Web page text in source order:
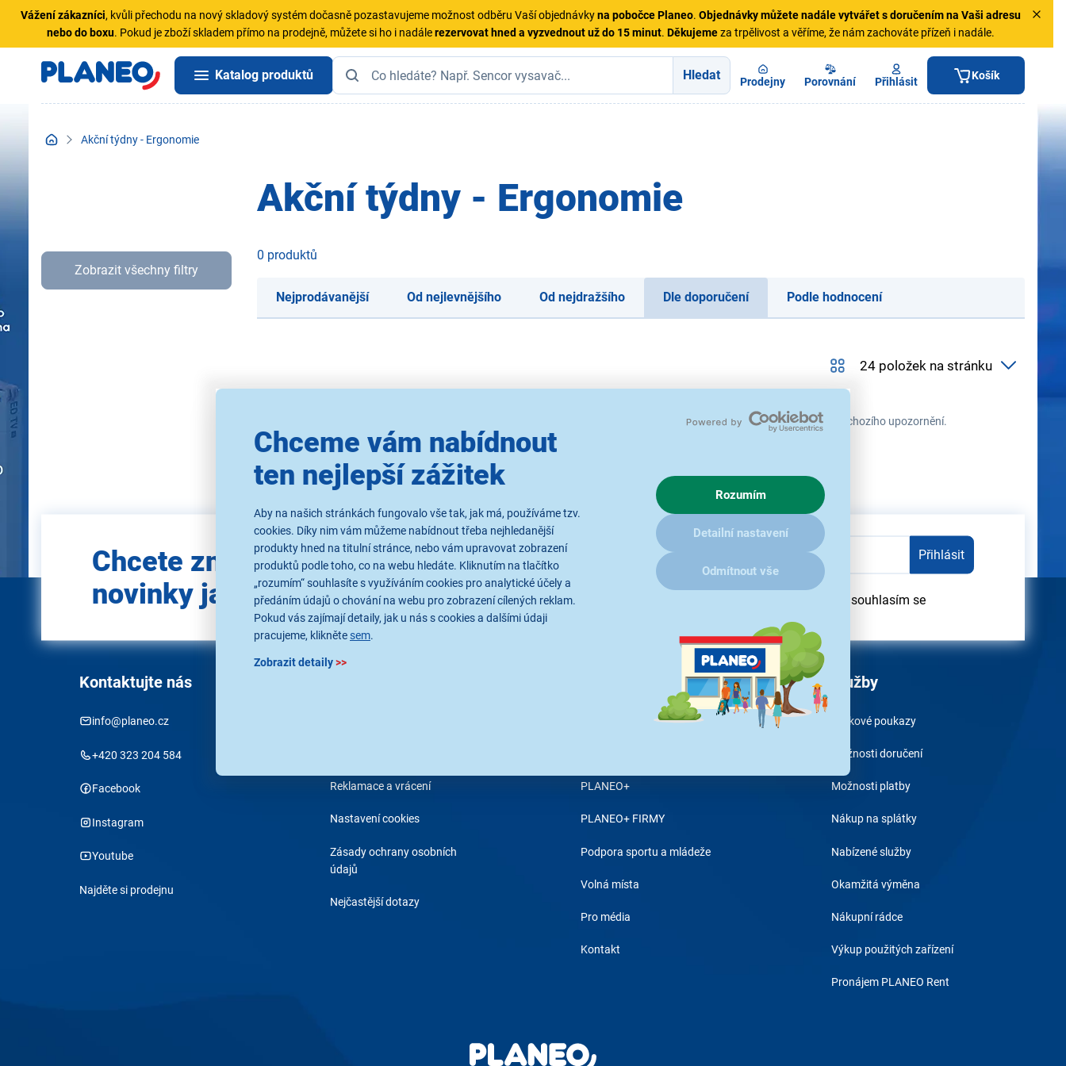
Chceme vám nabídnout
ten nejlepší zážitek
Aby na našich stránkách fungovalo vše tak, jak má, používáme tzv.
cookies. Díky nim vám můžeme nabídnout třeba nejhledanější
produkty hned na titulní stránce, nebo vám upravovat zobrazení
produktů podle toho, co na webu hledáte. Kliknutím na tlačítko
„rozumím“ souhlasíte s využíváním cookies pro analytické účely a
předáním údajů o chování na webu pro zobrazení cílených reklam.
Pokud vás zajímají detaily, jak u nás s cookies a dalšími údaji
pracujeme, klikněte sem.
Zobrazit detaily>>
Rozumím
Detailní nastavení
Odmítnout vše
Vážení zákazníci, kvůli přechodu na nový skladový systém dočasně pozastavujeme možnost odběru Vaší objednávkyna pobočce Planeo. Objednávkymůžete nadále vytvářet s doručením na Vaši adresu
nebo do boxu. Pokud je zboží skladem přímo na prodejně, můžete si ho i nadálerezervovat hned a vyzvednout už do 15 minut. Děkujemeza trpělivost a věříme, že nám zachováte přízeň i nadále.
Katalog produktů Hledat Prodejny Porovnání Přihlásit Košík
Akční týdny - Ergonomie
Akční týdny - Ergonomie
Zobrazit všechny filtry
0 produktů
Nejprodávanější Od nejlevnějšího Od nejdražšího Dle doporučení Podle hodnocení
Použité obrázky jsou pouze ilustrativní a technické specifikace se mohou v průběhu času změnit bez předchozího upozornění.
e-mail
Chcete znát všechny
novinky jako první?
Rádi bychom vám posílali naše
akce a jedinečné slevy. Stačí zadat
váš e-mail a je to.
Přihlásit
Přihlášením k odběru obchodních sdělení souhlasím se
Kontaktujte nás
info@planeo.cz
+420 323 204 584
Facebook
Instagram
Youtube
Najděte si prodejnu
Reklamace a vrácení
Nastavení cookies
Zásady ochrany osobních
údajů
Nejčastější dotazy
PLANEO+
PLANEO+ FIRMY
Podpora sportu a mládeže
Volná místa
Pro média
Kontakt
Služby
Dárkové poukazy
Možnosti doručení
Možnosti platby
Nákup na splátky
Nabízené služby
Okamžitá výměna
Nákupní rádce
Výkup použitých zařízení
Pronájem PLANEO Rent